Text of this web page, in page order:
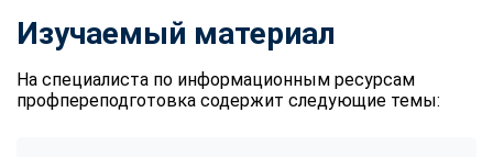
Изучаемый материал
На специалиста по информационным ресурсам
профпереподготовка содержит следующие темы: